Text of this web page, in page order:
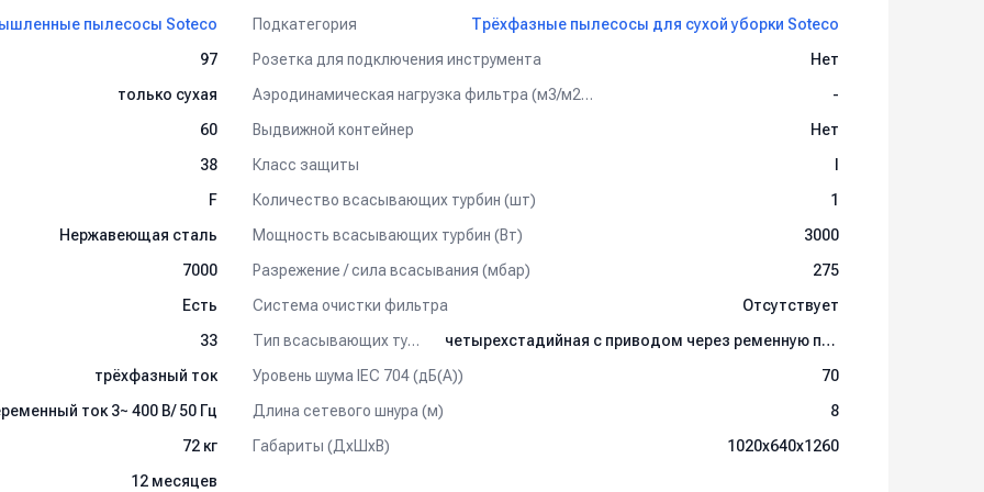
тонкой очистки.
собирать мелкую фракцию, такую как цементная, древесная пыль и т. д. (ордер-номер 03266d).
к механическому воздействию и истиранию (ордер-номер 02296d).
диаметр 38 мм, длина 20 м. По желанию заказчика, возможна любая длина шланга в пределах 20 м.
36 мм.
пылесосы Soteco Подкатегория
Трёхфазные пылесосы для сухой уборки Soteco
97 Розетка для подключения инструмента
Нет
только сухая Аэродинамическая нагрузка фильтра (м3/м2/час)
-
60 Выдвижной контейнер
Нет
38 Класс защиты
F Количество всасывающих турбин (шт)
1
Нержавеющая сталь Мощность всасывающих турбин (Вт)
3000
7000 Разрежение / сила всасывания (мбар)
275
Есть Система очистки фильтра
Отсутствует
33 Тип всасывающих турбин
четырехстадийная с приводом через ременную передачу
трёхфазный ток Уровень шума IEC 704 (дБ(А))
70
ток 3~ 400 В/ 50 Гц Длина сетевого шнура (м)
8
72 кг Габариты (ДхШхВ)
1020х640х1260
12 месяцев